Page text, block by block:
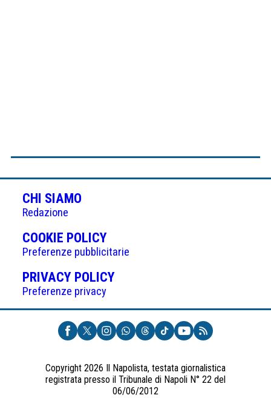
CHI SIAMO
Redazione
COOKIE POLICY(APRE
IN
UNA
NUOVA
Preferenze pubblicitarie
PRIVACY POLICY(APRE
UNA
NUOVA
SCHEDA)
Preferenze privacy
Copyright 2026 Il Napolista, testata giornalistica
registrata presso il Tribunale di Napoli N° 22 del
06/06/2012